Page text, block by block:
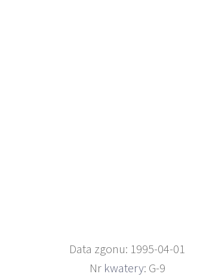
Data zgonu: 1995-04-01
Nr kwatery: G-9